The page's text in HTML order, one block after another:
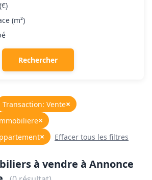
(m²)
Rechercher
Transaction: Vente×
×
× Effacer tous les filtres
à vendre à Annonce